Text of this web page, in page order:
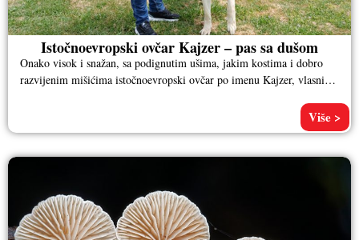
Istočnoevropski ovčar Kajzer – pas sa dušom
Onako visok i snažan, sa podignutim ušima, jakim kostima i dobro
razvijenim mišićima istočnoevropski ovčar po imenu Kajzer, vlasnika
Više >